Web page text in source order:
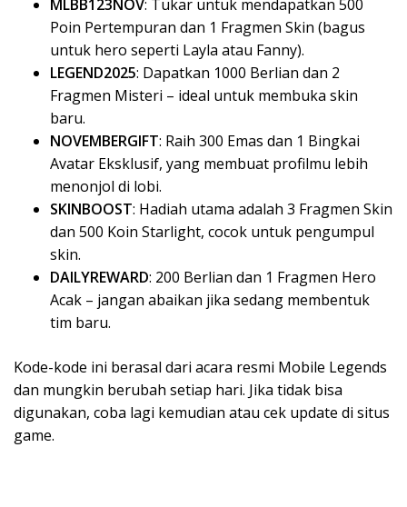
MLBB123NOV: Tukar untuk mendapatkan 500
Poin Pertempuran dan 1 Fragmen Skin (bagus
untuk hero seperti Layla atau Fanny).
LEGEND2025: Dapatkan 1000 Berlian dan 2
Fragmen Misteri – ideal untuk membuka skin
baru.
NOVEMBERGIFT: Raih 300 Emas dan 1 Bingkai
Avatar Eksklusif, yang membuat profilmu lebih
menonjol di lobi.
SKINBOOST: Hadiah utama adalah 3 Fragmen Skin
dan 500 Koin Starlight, cocok untuk pengumpul
skin.
DAILYREWARD: 200 Berlian dan 1 Fragmen Hero
Acak – jangan abaikan jika sedang membentuk
tim baru.
Kode-kode ini berasal dari acara resmi Mobile Legends
dan mungkin berubah setiap hari. Jika tidak bisa
digunakan, coba lagi kemudian atau cek update di situs
game.